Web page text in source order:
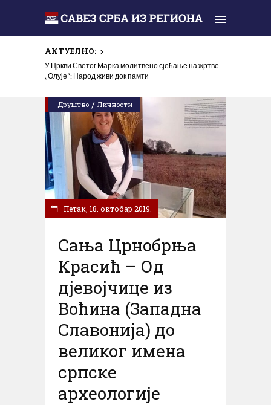
АКТУЕЛНО:
У Цркви Светог Марка молитвено сјећање на жртве
„Олује“: Народ живи док памти
Линта: Томпсон и 30.000 Хрвата славили у Шибенику
прогон и убијање Срба у злочиначкој акцији „Олуја”
Друштво / Личности
Петак, 18. октобар 2019.
Сања Црнобрња
Красић – Од
дјевојчице из
Воћина (Западна
Славонија) до
великог имена
српске
археологије